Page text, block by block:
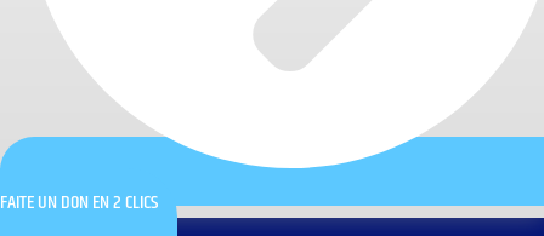
FAITE UN DON EN 2 CLICS